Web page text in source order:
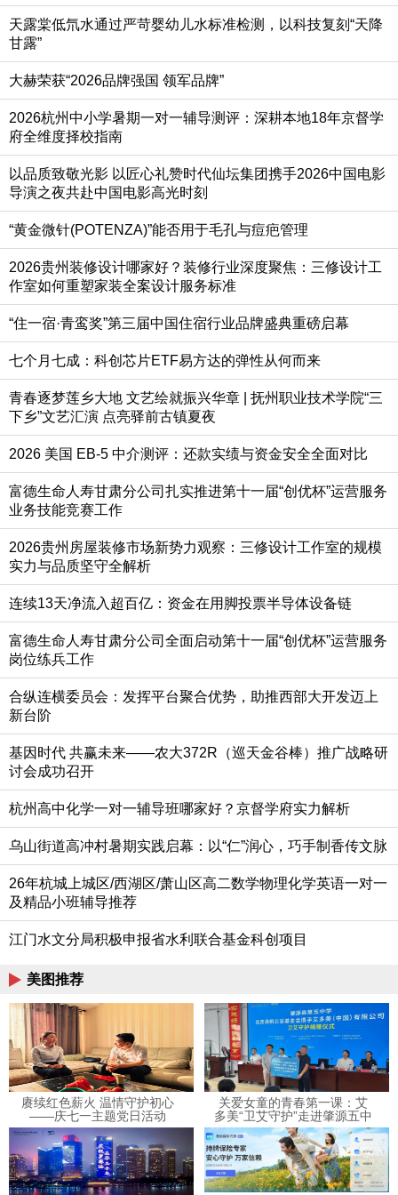
天露棠低氘水通过严苛婴幼儿水标准检测，以科技复刻“天降
甘露”
大赫荣获“2026品牌强国 领军品牌”
2026杭州中小学暑期一对一辅导测评：深耕本地18年京督学
府全维度择校指南
以品质致敬光影 以匠心礼赞时代仙坛集团携手2026中国电影
导演之夜共赴中国电影高光时刻
“黄金微针(POTENZA)”能否用于毛孔与痘疤管理
2026贵州装修设计哪家好？装修行业深度聚焦：三修设计工
作室如何重塑家装全案设计服务标准
“住一宿·青鸾奖”第三届中国住宿行业品牌盛典重磅启幕
七个月七成：科创芯片ETF易方达的弹性从何而来
青春逐梦莲乡大地 文艺绘就振兴华章 | 抚州职业技术学院“三
下乡”文艺汇演 点亮驿前古镇夏夜
2026 美国 EB-5 中介测评：还款实绩与资金安全全面对比
富德生命人寿甘肃分公司扎实推进第十一届“创优杯”运营服务
业务技能竞赛工作
2026贵州房屋装修市场新势力观察：三修设计工作室的规模
实力与品质坚守全解析
连续13天净流入超百亿：资金在用脚投票半导体设备链
富德生命人寿甘肃分公司全面启动第十一届“创优杯”运营服务
岗位练兵工作
合纵连横委员会：发挥平台聚合优势，助推西部大开发迈上
新台阶
基因时代 共赢未来——农大372R（巡天金谷棒）推广战略研
讨会成功召开
杭州高中化学一对一辅导班哪家好？京督学府实力解析
乌山街道高冲村暑期实践启幕：以“仁”润心，巧手制香传文脉
26年杭城上城区/西湖区/萧山区高二数学物理化学英语一对一
及精品小班辅导推荐
江门水文分局积极申报省水利联合基金科创项目
美图推荐
赓续红色薪火 温情守护初心
——庆七一主题党日活动
关爱女童的青春第一课：艾
多美“卫艾守护”走进肇源五中